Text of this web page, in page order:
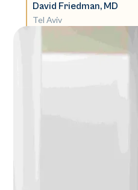
David Friedman, MD
Tel Aviv